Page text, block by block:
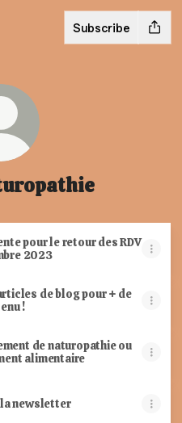
Subscribe
pour le retour des RDV
2023
de blog pour + de
!
de naturopathie ou
alimentaire
newsletter